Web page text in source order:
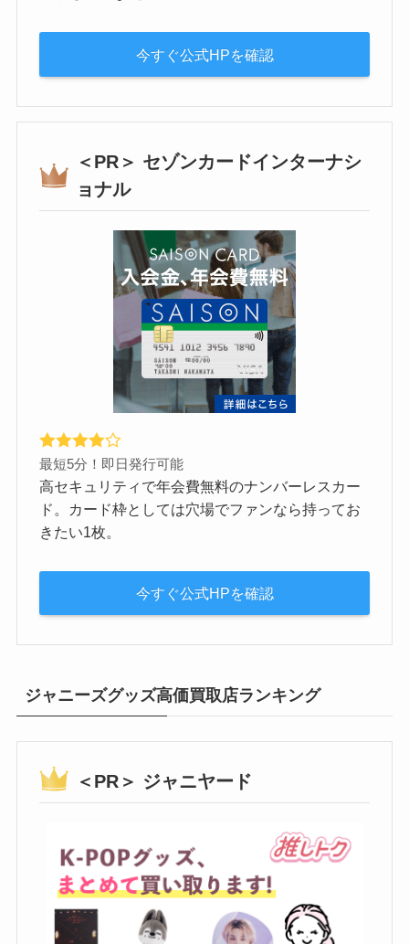
今すぐ公式HPを確認
＜PR＞ セゾンカードインターナシ
ョナル
最短5分！即日発行可能
高セキュリティで年会費無料のナンバーレスカー
ド。カード枠としては穴場でファンなら持ってお
きたい1枚。
今すぐ公式HPを確認
ジャニーズグッズ高価買取店ランキング
＜PR＞ ジャニヤード